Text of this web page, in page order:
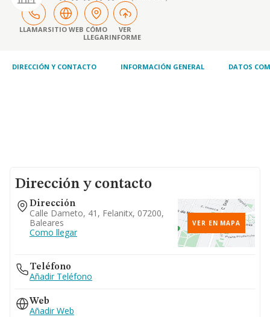
LLAMARSITIO WEB CÓMO
LLEGAR
VER
INFORME
DIRECCIÓN Y CONTACTO INFORMACIÓN GENERAL DATOS
Dirección y contacto
Dirección
Calle Dameto, 41, Felanitx, 07200,
Baleares
Como llegar
VER EN MAPA
Teléfono
Añadir Teléfono
Web
Añadir Web